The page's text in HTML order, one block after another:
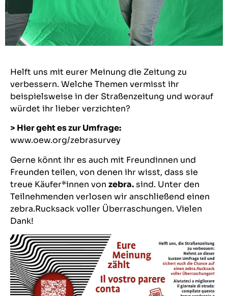
Helft uns mit eurer Meinung die Zeitung zu
verbessern. Welche Themen vermisst ihr
beispielsweise in der Straßenzeitung und worauf
würdet ihr lieber verzichten?
> Hier geht es zur Umfrage:
www.oew.org/zebrasurvey
Gerne könnt ihr es auch mit Freundinnen und
Freunden teilen, von denen ihr wisst, dass sie
treue Käufer*innen von zebra.sind. Unter den
Teilnehmenden verlosen wir anschließend einen
zebra.Rucksack voller Überraschungen. Vielen
Dank!